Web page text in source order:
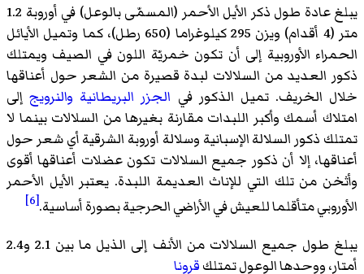
يبلغ عادة طول ذكر الأيل الأحمر (المسمّى بالوعل) في أوروبة 1.2
متر (4 أقدام) ويزن 295 كيلوغراما (650 رطل)، كما وتميل الأيائل
الحمراء الأوروبية إلى أن تكون خمريّة اللون في الصيف ويمتلك
ذكور العديد من السلالات لبدة قصيرة من الشعر حول أعناقها
خلال الخريف. تميل الذكور في الجزر البريطانية والنرويجإلى
امتلاك أسمك وأكبر اللبدات مقارنة بغيرها من السلالات بينما لا
تمتلك ذكور السلالة الإسبانية وسلالة أوروبة الشرقية أي شعر حول
أعناقها، إلا أن ذكور جميع السلالات تكون عضلات أعناقها أقوى
وأثخن من تلك التي للإناث العديمة اللبدة. يعتبر الأيل الأحمر
الأوروبي متأقلما للعيش في الأراضي الحرجية بصورة أساسية.[6]
يبلغ طول جميع السلالات من الأنف إلى الذيل ما بين 2.1 و2.4
أمتار، ووحدها الوعول تمتلكقرونا